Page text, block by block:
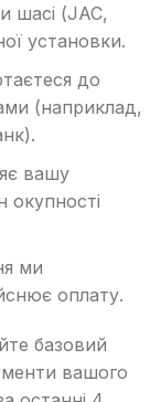
шасі (JAC,
установки.
до
(наприклад,
вашу
окупності
ми
оплату.
базовий
вашого